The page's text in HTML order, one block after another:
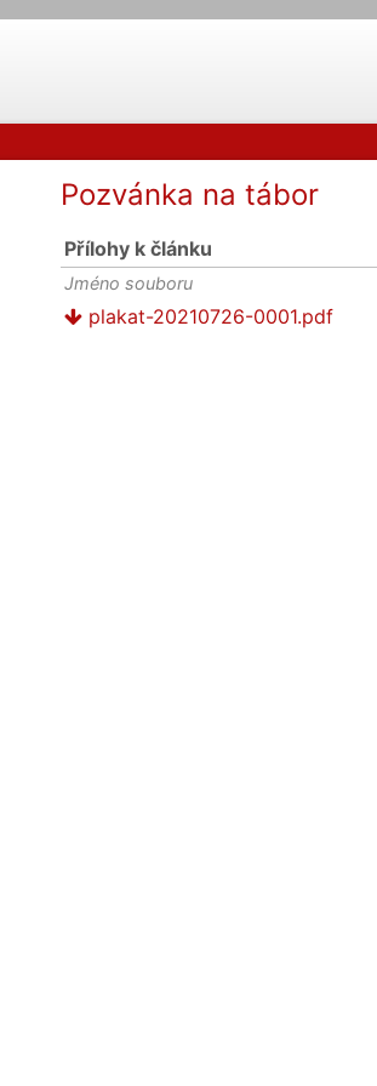
Pozvánka na tábor
Přílohy k článku
Jméno souboru
plakat-20210726-0001.pdf